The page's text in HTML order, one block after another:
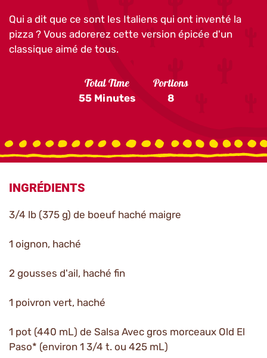
Qui a dit que ce sont les Italiens qui ont inventé la
pizza ? Vous adorerez cette version épicée d'un
classique aimé de tous.
Total Time
55 Minutes
Portions
8
INGRÉDIENTS
3/4 lb (375 g) de boeuf haché maigre
1 oignon, haché
2 gousses d'ail, haché fin
1 poivron vert, haché
1 pot (440 mL) de Salsa Avec gros morceaux Old El
Paso* (environ 1 3/4 t. ou 425 mL)